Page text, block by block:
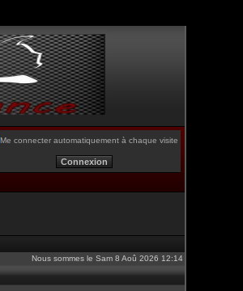
Me connecter automatiquement à chaque visite
Nous sommes le Sam 8 Aoû 2026 12:14